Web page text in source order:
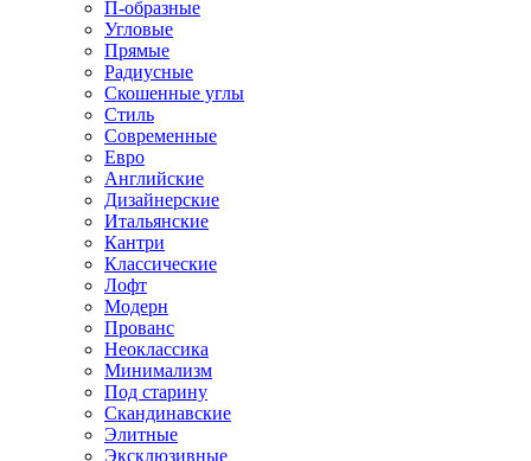
П-образные
Угловые
Прямые
Радиусные
Скошенные углы
Стиль
Современные
Евро
Английские
Дизайнерские
Итальянские
Кантри
Классические
Лофт
Модерн
Прованс
Неоклассика
Минимализм
Под старину
Скандинавские
Элитные
Эксклюзивные